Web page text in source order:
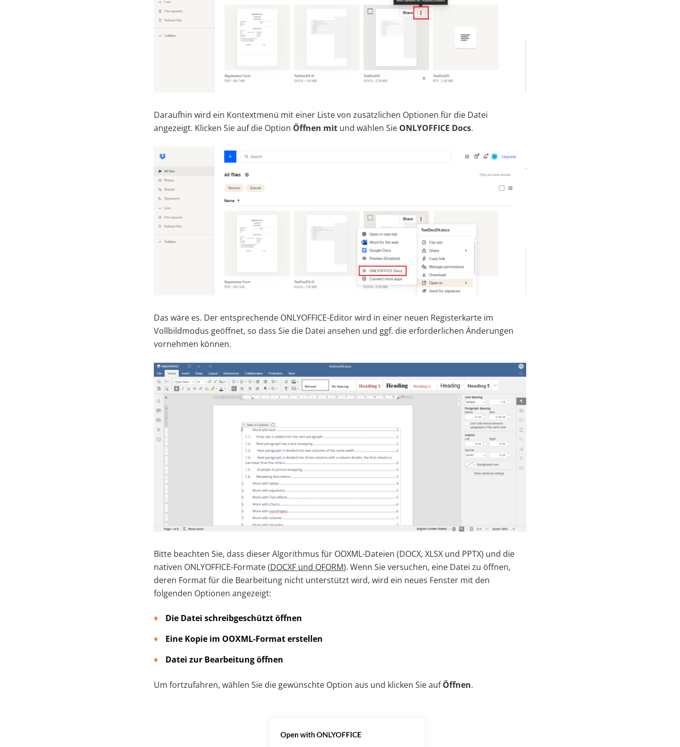
Daraufhin wird ein Kontextmenü mit einer Liste von zusätzlichen Optionen für die Datei
angezeigt. Klicken Sie auf die Option Öffnen mit und wählen Sie ONLYOFFICE Docs.
Das wäre es. Der entsprechende ONLYOFFICE-Editor wird in einer neuen Registerkarte im
Vollbildmodus geöffnet, so dass Sie die Datei ansehen und ggf. die erforderlichen Änderungen
vornehmen können.
Bitte beachten Sie, dass dieser Algorithmus für OOXML-Dateien (DOCX, XLSX und PPTX) und die
nativen ONLYOFFICE-Formate (DOCXF und OFORM). Wenn Sie versuchen, eine Datei zu öffnen,
deren Format für die Bearbeitung nicht unterstützt wird, wird ein neues Fenster mit den
folgenden Optionen angezeigt:
Die Datei schreibgeschützt öffnen
Eine Kopie im OOXML-Format erstellen
Datei zur Bearbeitung öffnen
Um fortzufahren, wählen Sie die gewünschte Option aus und klicken Sie aufÖffnen.